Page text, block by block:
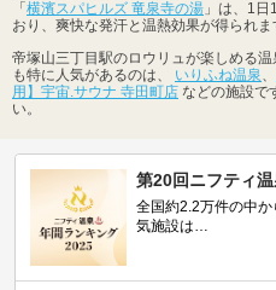
「 横濱スパヒルズ 竜泉寺の湯 」は、1
おり、爽快な発汗と温熱効果が得られま
帝塚山三丁目駅のロウリュが楽しめる
も特に人気があるのは、 いりふね温泉、
用】宇宙.サウナ 寺田町店 などの施設で
い。
第20回ニフティ
全国約2.2万件の中
気施設は…